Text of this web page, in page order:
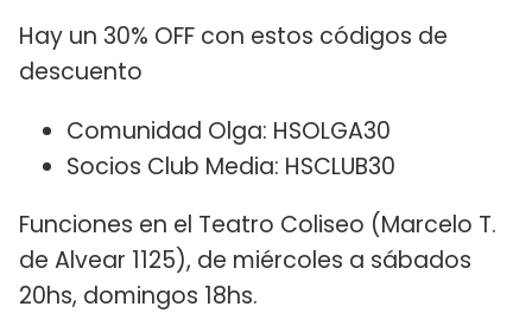
Hay un 30% OFF con estos códigos de
descuento
Comunidad Olga: HSOLGA30
Socios Club Media: HSCLUB30
Funciones en el Teatro Coliseo (Marcelo T.
de Alvear 1125), de miércoles a sábados
20hs, domingos 18hs.